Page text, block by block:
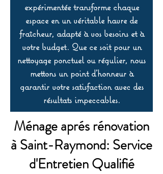
expérimentée transforme chaque
espace en un véritable havre de
fraîcheur, adapté à vos besoins et à
votre budget. Que ce soit pour un
nettoyage ponctuel ou régulier, nous
mettons un point d’honneur à
garantir votre satisfaction avec des
résultats impeccables.
Ménage aprés rénovation
à Saint-Raymond: Service
d'Entretien Qualifié